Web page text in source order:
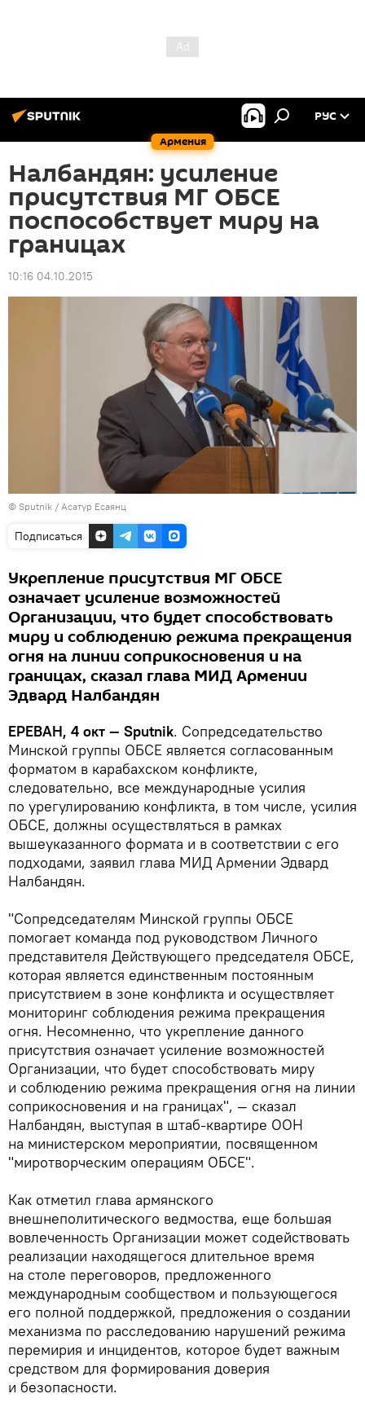
Армения
РУС
Налбандян: усиление
присутствия МГ ОБСЕ
поспособствует миру на
границах
10:16 04.10.2015
© Sputnik / Асатур Есаянц
Подписаться
Укрепление присутствия МГ ОБСЕ
означает усиление возможностей
Организации, что будет способствовать
миру и соблюдению режима прекращения
огня на линии соприкосновения и на
границах, сказал глава МИД Армении
Эдвард Налбандян
ЕРЕВАН, 4 окт — Sputnik. Сопредседательство
Минской группы ОБСЕ является согласованным
форматом в карабахском конфликте,
следовательно, все международные усилия
по урегулированию конфликта, в том числе, усилия
ОБСЕ, должны осуществляться в рамках
вышеуказанного формата и в соответствии с его
подходами, заявил глава МИД Армении Эдвард
Налбандян.
"Сопредседателям Минской группы ОБСЕ
помогает команда под руководством Личного
представителя Действующего председателя ОБСЕ,
которая является единственным постоянным
присутствием в зоне конфликта и осуществляет
мониторинг соблюдения режима прекращения
огня. Несомненно, что укрепление данного
присутствия означает усиление возможностей
Организации, что будет способствовать миру
и соблюдению режима прекращения огня на линии
соприкосновения и на границах", — сказал
Налбандян, выступая в штаб-квартире ООН
на министерском мероприятии, посвященном
"миротворческим операциям ОБСЕ".
Как отметил глава армянского
внешнеполитического ведмоства, еще большая
вовлеченность Организации может содействовать
реализации находящегося длительное время
на столе переговоров, предложенного
международным сообществом и пользующегося
его полной поддержкой, предложения о создании
механизма по расследованию нарушений режима
перемирия и инцидентов, которое будет важным
средством для формирования доверия
и безопасности.